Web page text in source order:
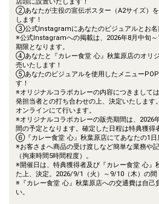
②あなたが主役の宣伝ポスター（A2サイズ）
します！
③公式Instagramにあなたのビジュアルとお名
※公式Instagramへの掲載は、2026年8月中旬
期限となります。
④あなたと『カレー食堂 心』秋葉原店のオリ
売いたします！
⑤あなたのビジュアルを使用したメニュー
す！
※オリジナルコラボカレーの内容につきまして
発担当者との打ち合わせの上、決定いたします
オンラインにて行います。
※オリジナルコラボカレーの販売期間は、2026
間の予定となります。確定した日程は特典獲得
⑥『カレー食堂 心』秋葉原店にてあなたの1日
※お客さまへ商品の受け渡しなど簡単な業務や
（拘束時間5時間程度）。
※開催日は、特典獲得者及び『カレー食堂 心』
た上、決定。2026/9/1（火）～9/10（木）の間
※『カレー食堂 心』秋葉原店への交通費は自己
い。